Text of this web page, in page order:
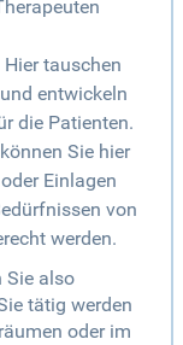
tauschen
entwickeln
die Patienten.
Sie hier
Einlagen
von
werden.
Sie also
tätig werden
oder im